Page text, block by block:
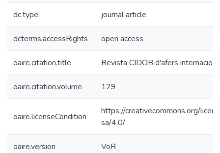
dc.type journal article
dcterms.accessRights open access
oaire.citation.title Revista CIDOB d'afers
oaire.citation.volume 129
oaire.licenseCondition
https://creativecommons.org/
sa/4.0/
oaire.version VoR